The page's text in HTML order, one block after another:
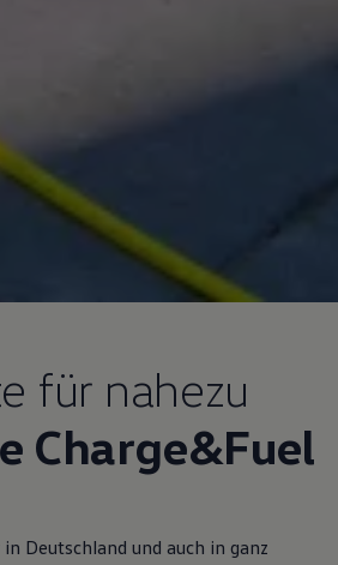
für nahezu
Charge&Fuel
in Deutschland und auch in ganz